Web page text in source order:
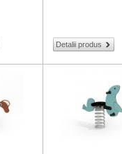
Detalii produs